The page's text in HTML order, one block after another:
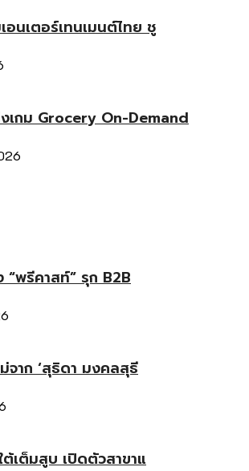
อนเตอร์เทนเมนต์ไทย ชู
เกม Grocery On-Demand
“พรีคาสท์” รุก B2B
จาก ‘สุธิดา มงคลสุธี
ต้เต็มสูบ เปิดตัวสาขาแ